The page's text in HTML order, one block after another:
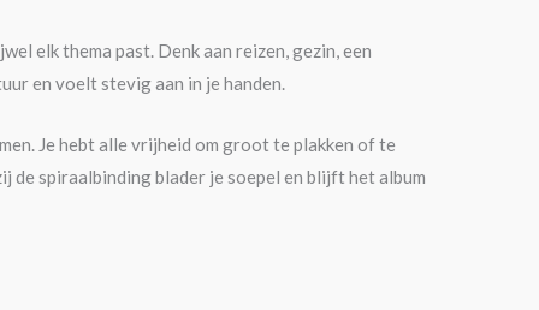
elk thema past. Denk aan reizen, gezin, een
en voelt stevig aan in je handen.
Je hebt alle vrijheid om groot te plakken of te
de spiraalbinding blader je soepel en blijft het album